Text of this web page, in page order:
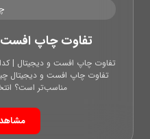
تفاوت چاپ افست
تفاوت چاپ افست و دیجیتال |
تفاوت چاپ افست و دیجیتال
مناسب‌تر است؟